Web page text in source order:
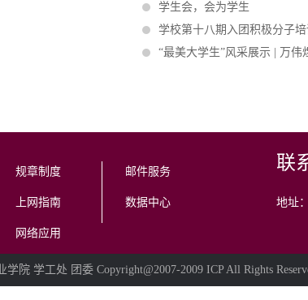
学生会，会为学生
学校第十八期入团积极分子培
“最美大学生”风采展示 | 万
规章制度
上网指南
网络应用
邮件服务
数据中心
联
地址
院 学工处 团委 Copyright@2007-2009 ICP All Rights